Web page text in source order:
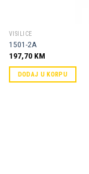
VISILICE
1501-2A
197,70 KM
DODAJ U KORPU